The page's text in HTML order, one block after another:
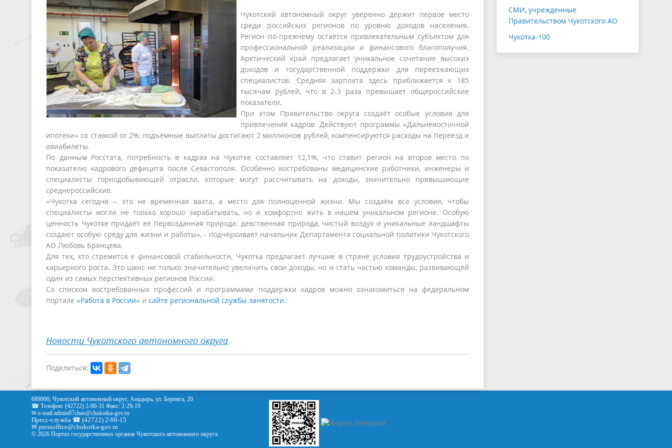
Чукотский автономный округ уверенно держит первое место
среди российских регионов по уровню доходов населения.
Регион по-прежнему остаётся привлекательным субъектом для
профессиональной реализации и финансового благополучия.
Арктический край предлагает уникальное сочетание высоких
доходов и государственной поддержки для переезжающих
специалистов. Средняя зарплата здесь приближается к 185
тысячам рублей, что в 2-3 раза превышает общероссийские
показатели.
При этом Правительство округа создаёт особые условия для
привлечения кадров. Действуют программы «Дальневосточной
ипотеки» со ставкой от 2%, подъёмные выплаты достигают 2 миллионов рублей, компенсируются расходы на переезд и
авиабилеты.
По данным Росстата, потребность в кадрах на Чукотке составляет 12,1%, что ставит регион на второе место по
показателю кадрового дефицита после Севастополя. Особенно востребованы медицинские работники, инженеры и
специалисты горнодобывающей отрасли, которые могут рассчитывать на доходы, значительно превышающие
среднероссийские.
«Чукотка сегодня – это не временная вахта, а место для полноценной жизни. Мы создаём все условия, чтобы
специалисты могли не только хорошо зарабатывать, но и комфортно жить в нашем уникальном регионе. Особую
ценность Чукотке придаёт её первозданная природа: девственная природа, чистый воздух и уникальные ландшафты
создают особую среду для жизни и работы», - подчёркивает начальник Департамента социальной политики Чукотского
АО Любовь Брянцева.
Для тех, кто стремится к финансовой стабильности, Чукотка предлагает лучшие в стране условия трудоустройства и
карьерного роста. Это шанс не только значительно увеличить свои доходы, но и стать частью команды, развивающей
один из самых перспективных регионов России.
Со списком востребованных профессий и программами поддержки кадров можно ознакомиться на федеральном
портале «Работа в России» и сайте региональной службы занятости.
Новости Чукотского автономного округа
Поделиться:
СМИ, учрежденные
Правительством Чукотского АО
Чукотка-100
689000, Чукотский автономный округ, Анадырь, ул. Беринга, 20
☎ Телефон: (42722) 2-90-31 Факс: 2-29-19
✉ e-mail:admin87chao@chukotka-gov.ru
Пресс-служба ☎ (42722) 2-90-15
✉ pressoffice@chukotka-gov.ru
© 2026 Портал государственных органов Чукотского автономного округа